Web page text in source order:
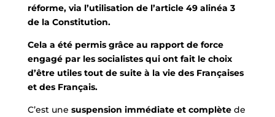
réforme, via l’utilisation de l’article 49 alinéa 3
de la Constitution.
Cela a été permis grâce au rapport de force
engagé par les socialistes qui ont fait le choix
d’être utiles tout de suite à la vie des Françaises
et des Français.
C’est une suspension immédiate et complète de